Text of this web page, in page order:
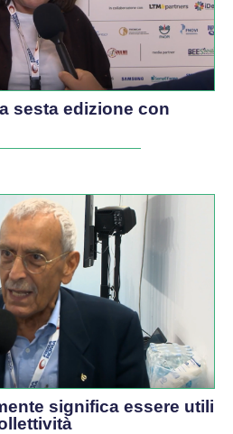
sesta edizione con
significa essere utili